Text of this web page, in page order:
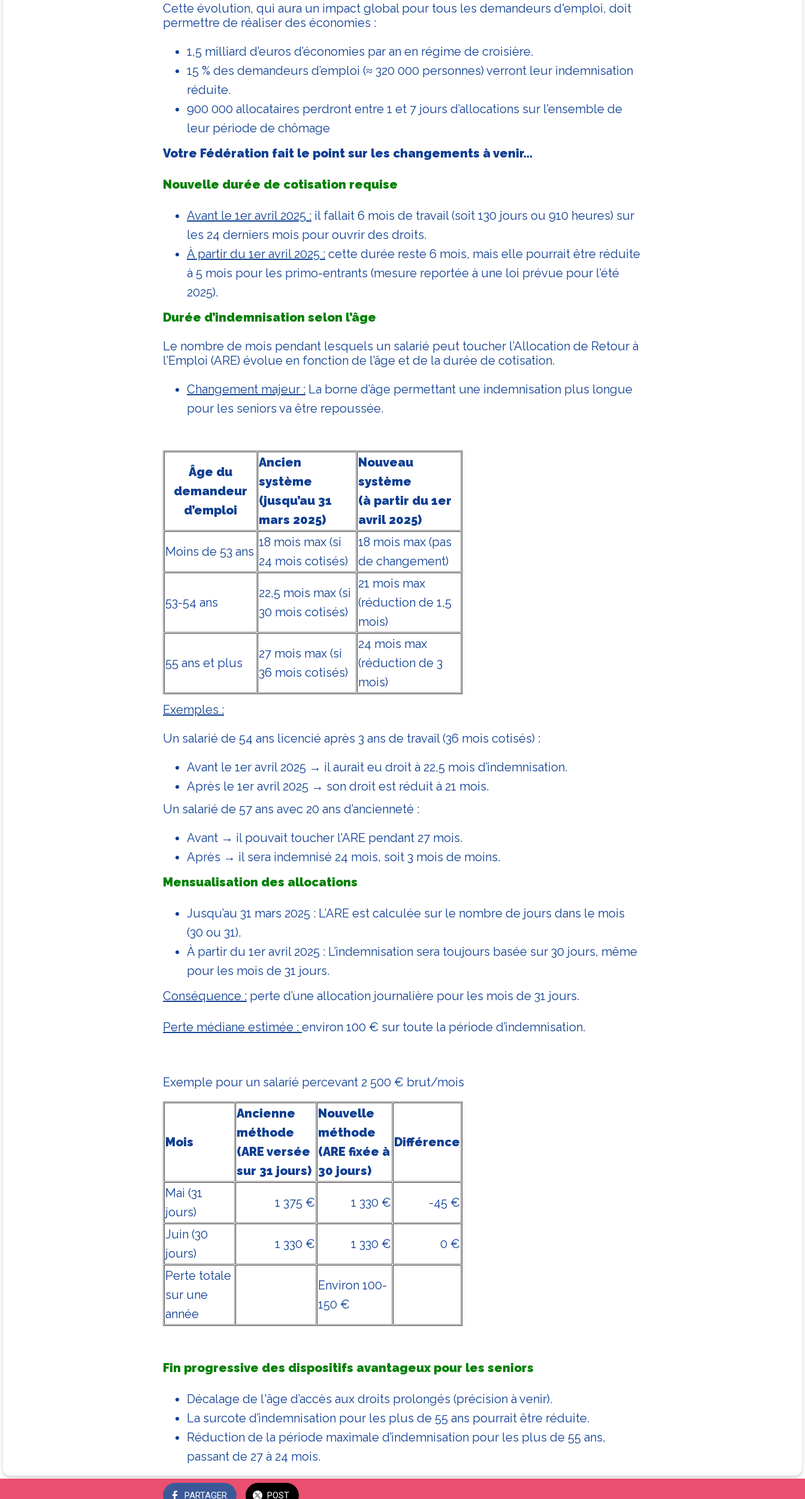
Cette évolution, qui aura un impact global pour tous les demandeurs d'emploi, doit
permettre de réaliser des économies :
1,5 milliard d’euros d’économies par an en régime de croisière.
15 % des demandeurs d’emploi (≈ 320 000 personnes) verront leur indemnisation
réduite.
900 000 allocataires perdront entre 1 et 7 jours d’allocations sur l’ensemble de
leur période de chômage
Votre Fédération fait le point sur les changements à venir...
Nouvelle durée de cotisation requise
Avant le 1er avril 2025 : il fallait 6 mois de travail (soit 130 jours ou 910 heures) sur
les 24 derniers mois pour ouvrir des droits.
À partir du 1er avril 2025 : cette durée reste 6 mois, mais elle pourrait être réduite
à 5 mois pour les primo-entrants (mesure reportée à une loi prévue pour l’été
2025).
Durée d’indemnisation selon l’âge
Le nombre de mois pendant lesquels un salarié peut toucher l’Allocation de Retour à
l’Emploi (ARE) évolue en fonction de l’âge et de la durée de cotisation.
Changement majeur : La borne d’âge permettant une indemnisation plus longue
pour les seniors va être repoussée.
Âge du
demandeur
d’emploi
Ancien
système
(jusqu’au 31
mars 2025)
Nouveau
système
(à partir du 1er
avril 2025)
Moins de 53 ans
18 mois max (si
24 mois cotisés)
18 mois max (pas
de changement)
53-54 ans
22,5 mois max (si
30 mois cotisés)
21 mois max
(réduction de 1,5
mois)
55 ans et plus
27 mois max (si
36 mois cotisés)
24 mois max
(réduction de 3
mois)
​Exemples :
Un salarié de 54 ans licencié après 3 ans de travail (36 mois cotisés) :
Avant le 1er avril 2025 → il aurait eu droit à 22,5 mois d’indemnisation.
Après le 1er avril 2025 → son droit est réduit à 21 mois.
Un salarié de 57 ans avec 20 ans d’ancienneté :
Avant → il pouvait toucher l’ARE pendant 27 mois.
Après → il sera indemnisé 24 mois, soit 3 mois de moins.
Mensualisation des allocations
Jusqu’au 31 mars 2025 : L’ARE est calculée sur le nombre de jours dans le mois
(30 ou 31).
À partir du 1er avril 2025 : L’indemnisation sera toujours basée sur 30 jours, même
pour les mois de 31 jours.
Conséquence : perte d’une allocation journalière pour les mois de 31 jours.
Perte médiane estimée : environ 100 € sur toute la période d’indemnisation.
Exemple pour un salarié percevant 2 500 € brut/mois
Mois
Ancienne
méthode
(ARE versée
sur 31 jours)
Nouvelle
méthode
(ARE fixée à
30 jours)
Différence
Mai (31
jours)
1 375 € 1 330 € -45 €
Juin (30
jours)
1 330 € 1 330 € 0 €
Perte totale
sur une
année
Environ 100-
150 €
Fin progressive des dispositifs avantageux pour les seniors
Décalage de l'âge d’accès aux droits prolongés (précision à venir).
La surcote d’indemnisation pour les plus de 55 ans pourrait être réduite.
Réduction de la période maximale d’indemnisation pour les plus de 55 ans,
passant de 27 à 24 mois.
PARTAGER POST